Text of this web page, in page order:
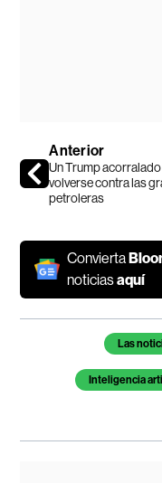
Anterior
Un Trump
volverse contra las
petroleras
Convierta
noticiasaquí
Temas de este
Las
Inteligencia